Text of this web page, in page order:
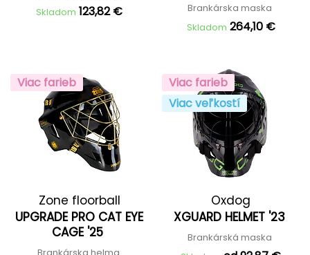
Skladom 123,82 €
Brankárska maska
Skladom 264,10 €
Viac farieb
Zone floorball
UPGRADE PRO CAT EYE
CAGE '25
Brankárska helma
Viac farieb
Viac veľkostí
Oxdog
XGUARD HELMET '23
Brankárská maska